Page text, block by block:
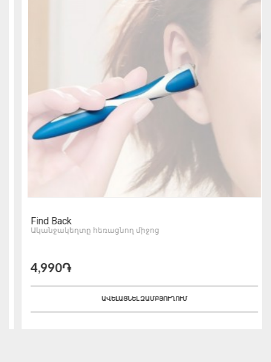
Find Back
Ականջակեղտը հեռացնող միջոց
4,990֏
ԱՎԵԼԱՑՆԵԼ ԶԱՄԲՅՈՒՂՈՒՄ